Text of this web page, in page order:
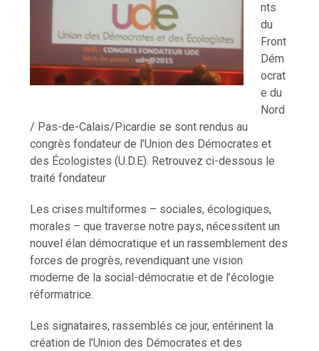
nts
du
Front
Dém
ocrat
e du
Nord
/ Pas-de-Calais/Picardie se sont rendus au
congrès fondateur de l’Union des Démocrates et
des Écologistes (U.D.E). Retrouvez ci-dessous le
traité fondateur
Les crises multiformes – sociales, écologiques,
morales – que traverse notre pays, nécessitent un
nouvel élan démocratique et un rassemblement des
forces de progrès, revendiquant une vision
moderne de la social-démocratie et de l’écologie
réformatrice.
Les signataires, rassemblés ce jour, entérinent la
création de l’Union des Démocrates et des